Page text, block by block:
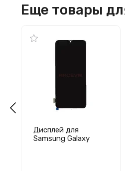
Еще товары
Дисплей для
Samsung Galaxy